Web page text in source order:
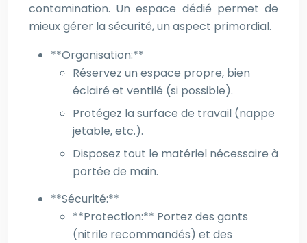
contamination. Un espace dédié permet de
mieux gérer la sécurité, un aspect primordial.
**Organisation:**
Réservez un espace propre, bien
éclairé et ventilé (si possible).
Protégez la surface de travail (nappe
jetable, etc.).
Disposez tout le matériel nécessaire à
portée de main.
**Sécurité:**
**Protection:** Portez des gants
(nitrile recommandés) et des